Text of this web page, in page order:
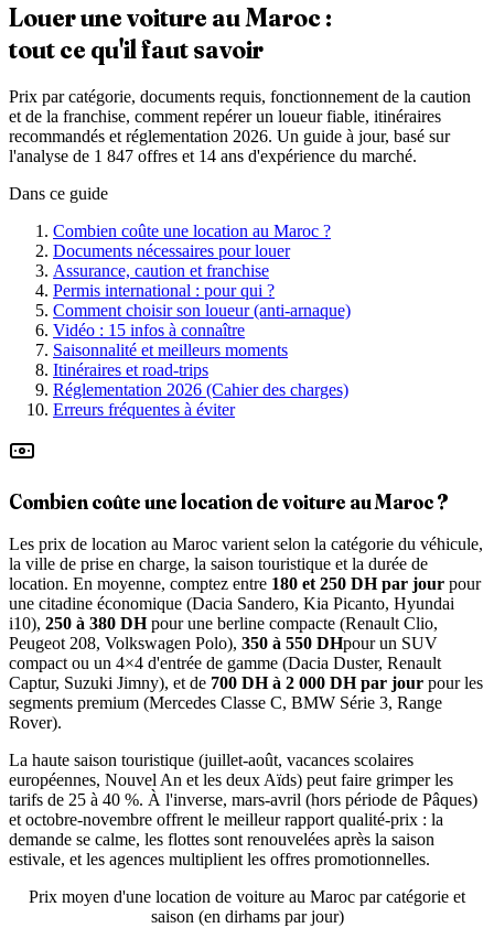
Louer une voiture au Maroc :
tout ce qu'il faut savoir
Prix par catégorie, documents requis, fonctionnement de la caution
et de la franchise, comment repérer un loueur fiable, itinéraires
recommandés et réglementation 2026. Un guide à jour, basé sur
l'analyse de 1 847 offres et 14 ans d'expérience du marché.
Dans ce guide
Combien coûte une location au Maroc ?
Documents nécessaires pour louer
Assurance, caution et franchise
Permis international : pour qui ?
Comment choisir son loueur (anti-arnaque)
Vidéo : 15 infos à connaître
Saisonnalité et meilleurs moments
Itinéraires et road-trips
Réglementation 2026 (Cahier des charges)
Erreurs fréquentes à éviter
Combien coûte une location de voiture au Maroc ?
Les prix de location au Maroc varient selon la catégorie du véhicule,
la ville de prise en charge, la saison touristique et la durée de
location. En moyenne, comptez entre 180 et 250 DH par jour pour
une citadine économique (Dacia Sandero, Kia Picanto, Hyundai
i10), 250 à 380 DHpour une berline compacte (Renault Clio,
Peugeot 208, Volkswagen Polo), 350 à 550 DHpour un SUV
compact ou un 4×4 d'entrée de gamme (Dacia Duster, Renault
Captur, Suzuki Jimny), et de 700 DH à 2 000 DH par jour pour les
segments premium (Mercedes Classe C, BMW Série 3, Range
Rover).
La haute saison touristique (juillet-août, vacances scolaires
européennes, Nouvel An et les deux Aïds) peut faire grimper les
tarifs de 25 à 40 %. À l'inverse, mars-avril (hors période de Pâques)
et octobre-novembre offrent le meilleur rapport qualité-prix : la
demande se calme, les flottes sont renouvelées après la saison
estivale, et les agences multiplient les offres promotionnelles.
Prix moyen d'une location de voiture au Maroc par catégorie et
saison (en dirhams par jour)